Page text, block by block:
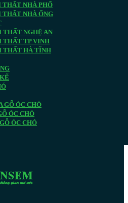
NHÀ PHỐ
NHÀ ỐNG
THẤT NGHỆ AN
THẤT TP VINH
THẤT HÀ TĨNH
GỖ ÓC CHÓ
ÓC CHÓ
ÓC CHÓ